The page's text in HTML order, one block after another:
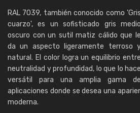
RAL 7039, también conocido como 'Gris
cuarzo', es un sofisticado gris medio
oscuro con un sutil matiz cálido que le
da un aspecto ligeramente terroso
natural. El color logra un equilibrio entre
neutralidad y profundidad, lo que lo hace
versátil para una amplia gama de
aplicaciones donde se desea una
moderna.